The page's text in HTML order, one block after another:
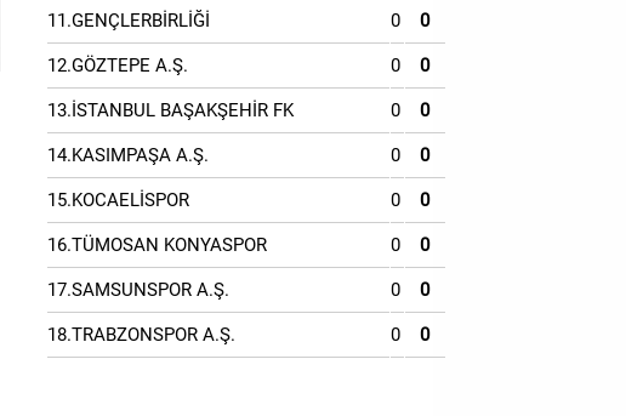
11.GENÇLERBİRLİĞİ 0 0
12.GÖZTEPE A.Ş. 0 0
13.İSTANBUL BAŞAKŞEHİR FK 0 0
14.KASIMPAŞA A.Ş. 0 0
15.KOCAELİSPOR 0 0
16.TÜMOSAN KONYASPOR 0 0
17.SAMSUNSPOR A.Ş. 0 0
18.TRABZONSPOR A.Ş. 0 0